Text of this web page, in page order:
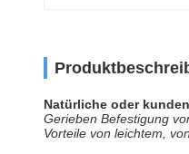
Natürliche oder
Gerieben Befestigung
Vorteile von leichtem,